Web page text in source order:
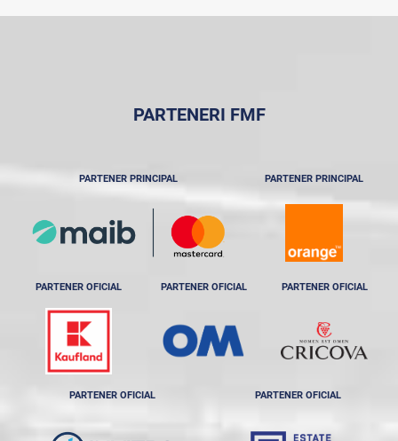
PARTENERI FMF
PARTENER PRINCIPAL PARTENER PRINCIPAL
PARTENER OFICIAL PARTENER OFICIAL PARTENER OFICIAL
PARTENER OFICIAL PARTENER OFICIAL